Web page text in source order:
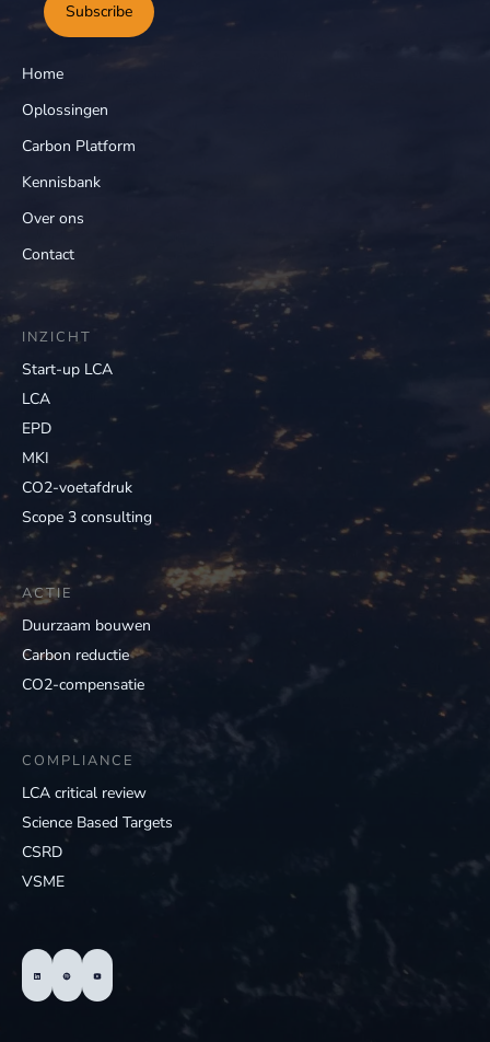
Subscribe
Home
Oplossingen
Carbon Platform
Kennisbank
Over ons
Contact
INZICHT
Start-up LCA
LCA
EPD
MKI
CO2-voetafdruk
Scope 3 consulting
ACTIE
Duurzaam bouwen
Carbon reductie
CO2-compensatie
COMPLIANCE
LCA critical review
Science Based Targets
CSRD
VSME